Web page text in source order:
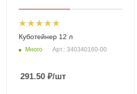
Куботейнер 12 л
Много Арт.: 340340160-00
291.50₽/шт